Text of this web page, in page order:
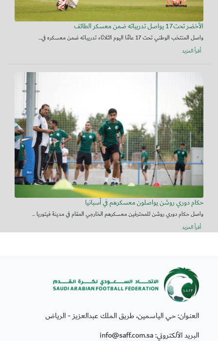
الأخضر تحت17 يواصل تدريباته ضمن معسكر الطائف
واصل المنتخب الوطني تحت 17 عامًا اليوم الثلاثاء تدريباته ضمن معسكره في...
أقرأ المزيد
حكام دوري روشن يواصلون معسكرهم في أسبانيا
واصل حكام دوري روشن للمحترفين معسكرهم الخارجي المقام في مدينة فيتوريا ...
أقرأ المزيد
العنوان: حي الياسمين، طريق الملك عبدالعزيز - الرياض
البريد الألكتروني: info@saff.com.sa